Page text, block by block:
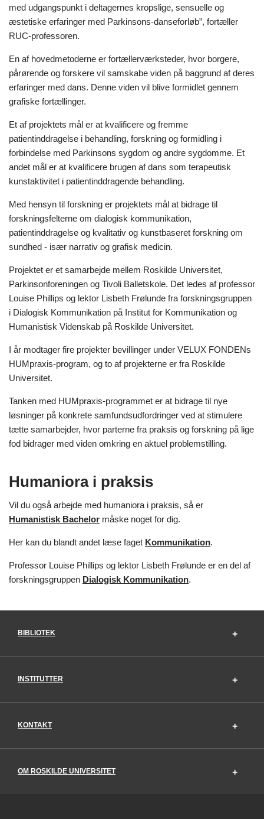
med udgangspunkt i deltagernes kropslige, sensuelle og
æstetiske erfaringer med Parkinsons-danseforløb”, fortæller
RUC-professoren.
En af hovedmetoderne er fortællerværksteder, hvor borgere,
pårørende og forskere vil samskabe viden på baggrund af deres
erfaringer med dans. Denne viden vil blive formidlet gennem
grafiske fortællinger.
Et af projektets mål er at kvalificere og fremme
patientinddragelse i behandling, forskning og formidling i
forbindelse med Parkinsons sygdom og andre sygdomme. Et
andet mål er at kvalificere brugen af dans som terapeutisk
kunstaktivitet i patientinddragende behandling.
Med hensyn til forskning er projektets mål at bidrage til
forskningsfelterne om dialogisk kommunikation,
patientinddragelse og kvalitativ og kunstbaseret forskning om
sundhed - især narrativ og grafisk medicin.
Projektet er et samarbejde mellem Roskilde Universitet,
Parkinsonforeningen og Tivoli Balletskole. Det ledes af professor
Louise Phillips og lektor Lisbeth Frølunde fra forskningsgruppen
i Dialogisk Kommunikation på Institut for Kommunikation og
Humanistisk Videnskab på Roskilde Universitet.
I år modtager fire projekter bevillinger under VELUX FONDENs
HUMpraxis-program, og to af projekterne er fra Roskilde
Universitet.
Tanken med HUMpraxis-programmet er at bidrage til nye
løsninger på konkrete samfundsudfordringer ved at stimulere
tætte samarbejder, hvor parterne fra praksis og forskning på lige
fod bidrager med viden omkring en aktuel problemstilling.
Humaniora i praksis
Vil du også arbejde med humaniora i praksis, så er
Humanistisk Bachelor måske noget for dig.
Her kan du blandt andet læse faget Kommunikation.
Professor Louise Phillips og lektor Lisbeth Frølunde er en del af
forskningsgruppen Dialogisk Kommunikation.
BIBLIOTEK
INSTITUTTER
KONTAKT
OM ROSKILDE UNIVERSITET